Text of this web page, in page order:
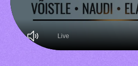
Koolitused
Komitee